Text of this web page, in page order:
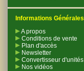
Informations Générales
A propos
Conditions de vente
Plan d'accès
Newsletter
Convertisseur d'unités
Nos vidéos